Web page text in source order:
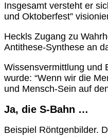
Insgesamt versteht er
und Oktoberfest”
Heckls Zugang zu
Antithese-Synthese an
Wissensvermittlung und
wurde: “Wenn wir die
und Mensch-Sein auf
Ja, die S-Bahn …
Beispiel Röntgenbilder.